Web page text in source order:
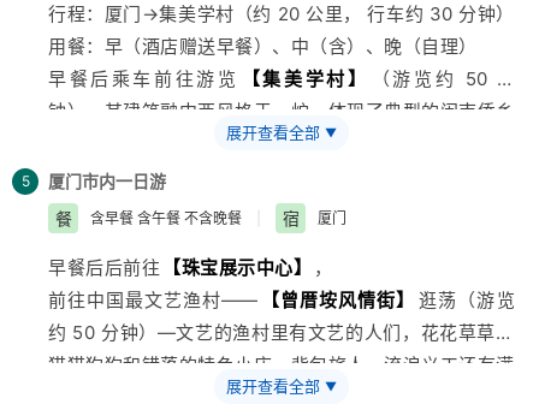
齐云楼的建筑思想，在功能、造型、技艺等方面与前者一
脉相承，同时及至巅峰。其中颇具代表性的“二宜楼”还有
“放眼世界第一楼”之称。华安土楼 旅游
区不但是尽览福建
土楼的绝佳标本，还是体验乡村高雅文化的绝佳去处。这
观音生产地。探楼之余，游人不妨赏竹、品茗一番，无限
雅趣尽在这翠竹与清茶间悠然而至，久久不去。
建议路上可以备些零食哦。
返回厦门市区，前往入住酒店休息或自由活动。
后前往参观
【乳胶展示厅】
，后入住酒店，晚餐敬请自
理。
后游览素有“海上花园、音乐之岛、步行者的天堂、万国
建筑博览”之称的——
【鼓浪屿】；途经英国 领事馆，日本
领事馆，西班牙领
事馆，天主教堂，协和礼拜堂， 感受鼓浪屿百年沧桑。
自由漫步【港仔后海滨】
面就是日光岩，可以看到高处光秃秃的岩石，正巧这里有
自由活动，吹着海风，脚踩沙滩，放飞风筝，享受悠闲假
期~~
根据约定时间集合乘船过渡（过渡约 20 分钟，不含等候
时间）返回厦门，后入住酒店休息。
行程：厦门→集美学村（约 20 公里， 行车约 30 分钟）
用餐：早（酒店赠送早餐）、中（含）、晚（自理）
早餐后乘车前往游览
【集美学村】
（游览约 50 分
钟），其建筑融中西风格于一炉，体现了典型的闽南侨乡
的建筑风格。无论是高大壮观的校舍堂馆，还是小巧典雅
的亭台廊榭，无一不是琉璃盖顶、龙脊凤檐、雕梁画栋，
而细细看去，却又各具匠心，归来堂、龙舟池等景点。
后返回厦门参观
【丝绸展示厅】
珠】+【国际动感球幕电影】+
【360 度全景空中花园】
自费
海上明珠塔内设有国家级非物质文化遗产馆以及 360 度
全景鸟瞰海上花园观景台。登
展开查看全部 ▼
5
厦门市内一日游
餐
含早餐 含午餐 不含晚餐 宿 厦门
早餐后后前往 【珠宝展示中心】
，
前往中国最文艺渔村——
【曾厝垵风情街】
逛荡（游览
约 50 分钟）—文艺的渔村里有文艺的人们，花花草草，
猫猫狗狗和错落的特色小店，背包旅人，流浪义工还有满
脑子创意的店家老板。在曾厝垵走走，会遇 见星星点点
展开查看全部 ▼